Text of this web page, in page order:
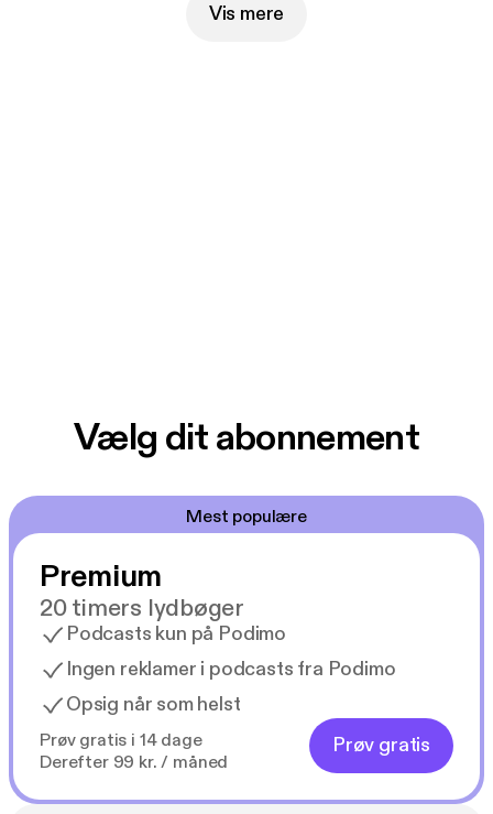
Vis mere
Vælg dit abonnement
Mest populære
Premium
20 timers lydbøger
Podcasts kun på Podimo
Ingen reklamer i podcasts fra Podimo
Opsig når som helst
Prøv gratis i 14 dage
Derefter 99 kr. / måned
Prøv gratis